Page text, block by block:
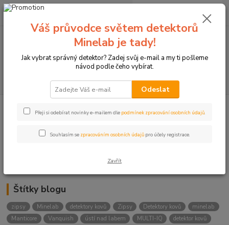
+420774877333
0 Kč
Kategorie blogu
Detektory
Štítky blogu
zipsy Minelab detektory kovů Zipsy Detektory kovů
minelab
Manticore
Vanquish ústí nad labem MULTI-IQ
detektor kovů
Váš průvodce světem detektorů
Minelab je tady!
Jak vybrat správný detektor? Zadej svůj e-mail a my ti pošleme
návod podle čeho vybírat.
Odeslat
Přeji si odebírat novinky e-mailem dle podmínek zpracování osobních údajů.
Souhlasím se zpracováním osobních údajů pro účely registrace.
Zavřít